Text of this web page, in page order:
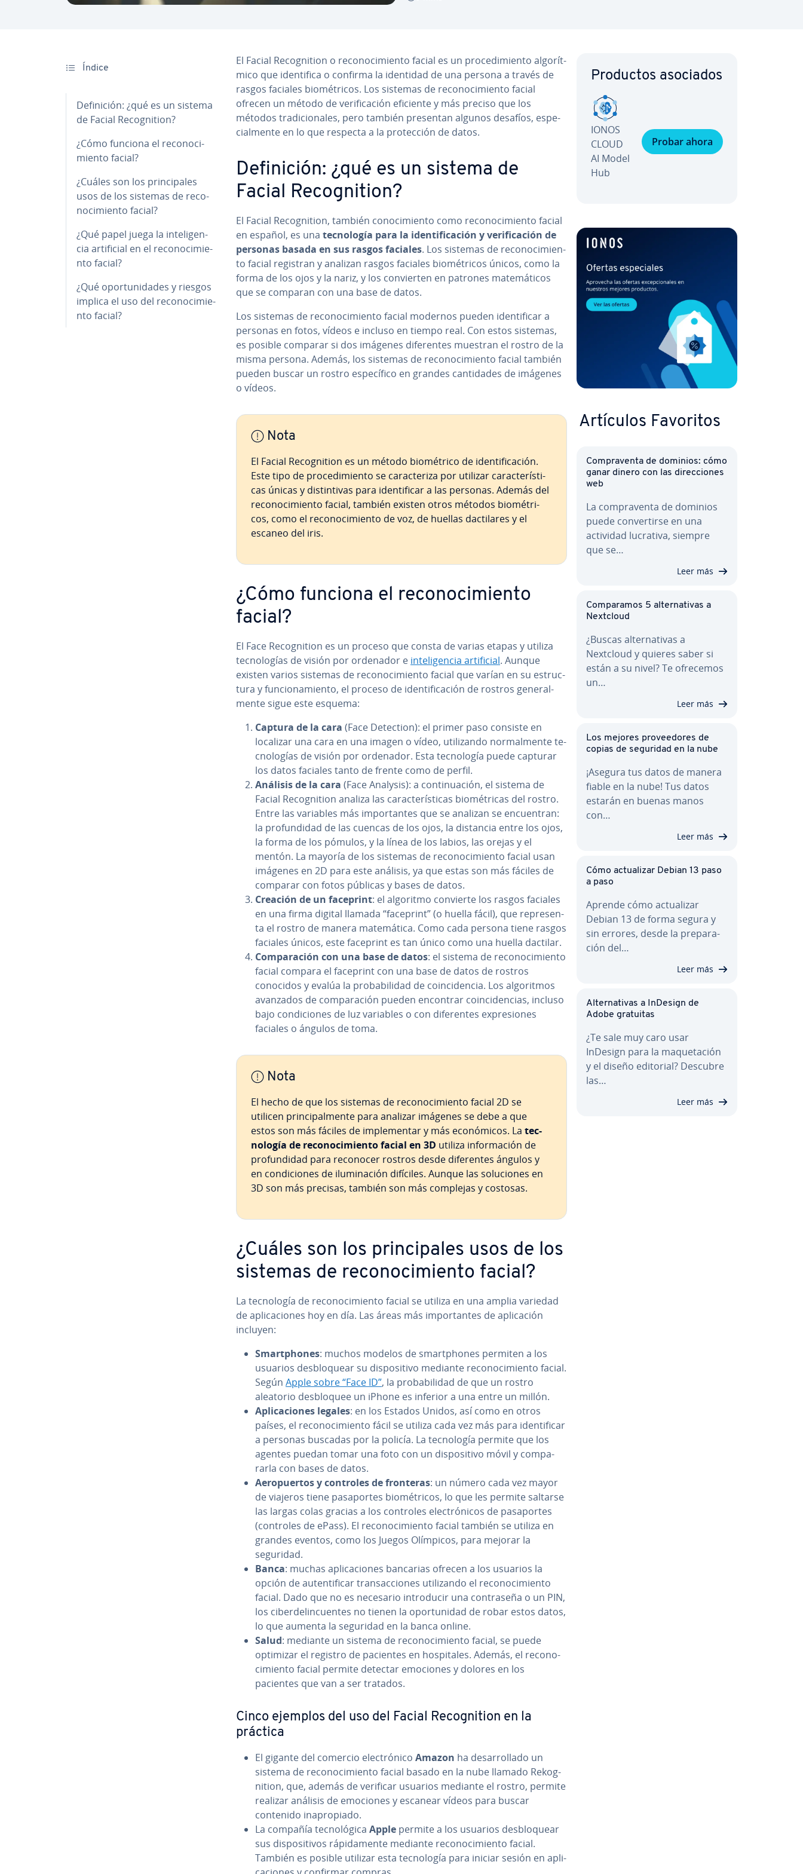
Índice
De­fi­ni­ción: ¿qué es un sistema
de Facial Re­co­g­ni­tion?
¿Cómo funciona el re­co­no­ci­
mie­n­to facial?
¿Cuáles son los pri­n­ci­pa­les
usos de los sistemas de re­co­
no­ci­mie­n­to facial?
¿Qué papel juega la in­te­li­ge­n­
cia ar­ti­fi­cial en el re­co­no­ci­mie­
n­to facial?
¿Qué opo­r­tu­ni­da­des y riesgos
implica el uso del re­co­no­ci­mie­
n­to facial?
El Facial Re­co­g­ni­tion o re­co­no­ci­mie­n­to facial es un pro­ce­di­mie­n­to al­go­rí­t­
mi­co que ide­n­ti­fi­ca o confirma la identidad de una persona a través de
rasgos faciales bio­mé­tri­cos. Los sistemas de re­co­no­ci­mie­n­to facial
ofrecen un método de ve­ri­fi­ca­ción eficiente y más preciso que los
métodos tra­di­cio­na­les, pero también presentan algunos desafíos, es­pe­
cia­l­me­n­te en lo que respecta a la pro­te­c­ción de datos.
De­fi­ni­ción: ¿qué es un sistema de
Facial Re­co­g­ni­tion?
El Facial Re­co­g­ni­tion, también co­no­ci­mie­n­to como re­co­no­ci­mie­n­to facial
en español, es una te­c­no­lo­gía para la ide­n­ti­fi­ca­ción y ve­ri­fi­ca­ción de
personas basada en sus rasgos faciales. Los sistemas de re­co­no­ci­mie­n­
to facial registran y analizan rasgos faciales bio­mé­tri­cos únicos, como la
forma de los ojos y la nariz, y los co­n­vie­r­ten en patrones ma­te­má­ti­cos
que se comparan con una base de datos.
Los sistemas de re­co­no­ci­mie­n­to facial modernos pueden ide­n­ti­fi­car a
personas en fotos, vídeos e incluso en tiempo real. Con estos sistemas,
es posible comparar si dos imágenes di­fe­re­n­tes muestran el rostro de la
misma persona. Además, los sistemas de re­co­no­ci­mie­n­to facial también
pueden buscar un rostro es­pe­cí­fi­co en grandes ca­n­ti­da­des de imágenes
o vídeos.
Nota
El Facial Re­co­g­ni­tion es un método bio­mé­tri­co de ide­n­ti­fi­ca­ción.
Este tipo de pro­ce­di­mie­n­to se ca­ra­c­te­ri­za por utilizar ca­ra­c­te­rí­s­ti­
cas únicas y di­s­ti­n­ti­vas para ide­n­ti­fi­car a las personas. Además del
re­co­no­ci­mie­n­to facial, también existen otros métodos bio­mé­tri­
cos, como el re­co­no­ci­mie­n­to de voz, de huellas da­c­ti­la­res y el
escaneo del iris.
¿Cómo funciona el re­co­no­ci­mie­n­to
facial?
El Face Re­co­g­ni­tion es un proceso que consta de varias etapas y utiliza
te­c­no­lo­gías de visión por ordenador e in­te­li­ge­n­cia ar­ti­fi­cial. Aunque
existen varios sistemas de re­co­no­ci­mie­n­to facial que varían en su es­tru­c­
tu­ra y fu­n­cio­na­mie­n­to, el proceso de ide­n­ti­fi­ca­ción de rostros ge­ne­ra­l­
me­n­te sigue este esquema:
Captura de la cara (Face Detection): el primer paso consiste en
localizar una cara en una imagen o vídeo, uti­li­za­n­do no­r­ma­l­me­n­te te­
c­no­lo­gías de visión por ordenador. Esta te­c­no­lo­gía puede capturar
los datos faciales tanto de frente como de perfil.
Análisis de la cara (Face Analysis): a co­n­ti­nua­ción, el sistema de
Facial Re­co­g­ni­tion analiza las ca­ra­c­te­rí­s­ti­cas bio­mé­tri­cas del rostro.
Entre las variables más im­po­r­ta­n­tes que se analizan se en­cue­n­tran:
la pro­fu­n­di­dad de las cuencas de los ojos, la distancia entre los ojos,
la forma de los pómulos, y la línea de los labios, las orejas y el
mentón. La mayoría de los sistemas de re­co­no­ci­mie­n­to facial usan
imágenes en 2D para este análisis, ya que estas son más fáciles de
comparar con fotos públicas y bases de datos.
Creación de un faceprint: el algoritmo convierte los rasgos faciales
en una firma digital llamada “faceprint” (o huella fácil), que re­pre­se­n­
ta el rostro de manera ma­te­má­ti­ca. Como cada persona tiene rasgos
faciales únicos, este faceprint es tan único como una huella dactilar.
Co­m­pa­ra­ción con una base de datos: el sistema de re­co­no­ci­mie­n­to
facial compara el faceprint con una base de datos de rostros
conocidos y evalúa la pro­ba­bi­li­dad de coin­ci­de­n­cia. Los al­go­ri­t­mos
avanzados de co­m­pa­ra­ción pueden encontrar coin­ci­de­n­cias, incluso
bajo co­n­di­cio­nes de luz variables o con di­fe­re­n­tes ex­pre­sio­nes
faciales o ángulos de toma.
Nota
El hecho de que los sistemas de re­co­no­ci­mie­n­to facial 2D se
utilicen pri­n­ci­pa­l­me­n­te para analizar imágenes se debe a que
estos son más fáciles de im­ple­me­n­tar y más eco­nó­mi­cos. La te­c­
no­lo­gía de re­co­no­ci­mie­n­to facial en 3D utiliza in­fo­r­ma­ción de
pro­fu­n­di­dad para reconocer rostros desde di­fe­re­n­tes ángulos y
en co­n­di­cio­nes de ilu­mi­na­ción difíciles. Aunque las so­lu­cio­nes en
3D son más precisas, también son más complejas y costosas.
¿Cuáles son los pri­n­ci­pa­les usos de los
sistemas de re­co­no­ci­mie­n­to facial?
La te­c­no­lo­gía de re­co­no­ci­mie­n­to facial se utiliza en una amplia variedad
de apli­ca­cio­nes hoy en día. Las áreas más im­po­r­ta­n­tes de apli­ca­ción
incluyen:
Sma­r­t­pho­nes: muchos modelos de sma­r­t­pho­nes permiten a los
usuarios de­s­blo­quear su di­s­po­si­ti­vo mediante re­co­no­ci­mie­n­to facial.
Según Apple sobre “Face ID”, la pro­ba­bi­li­dad de que un rostro
aleatorio de­s­blo­quee un iPhone es inferior a una entre un millón.
Apli­ca­cio­nes legales: en los Estados Unidos, así como en otros
países, el re­co­no­ci­mie­n­to fácil se utiliza cada vez más para ide­n­ti­fi­car
a personas buscadas por la policía. La te­c­no­lo­gía permite que los
agentes puedan tomar una foto con un di­s­po­si­ti­vo móvil y co­m­pa­
rar­la con bases de datos.
Ae­ro­pue­r­tos y controles de fronteras: un número cada vez mayor
de viajeros tiene pa­sa­po­r­tes bio­mé­tri­cos, lo que les permite saltarse
las largas colas gracias a los controles ele­c­tró­ni­cos de pa­sa­po­r­tes
(controles de ePass). El re­co­no­ci­mie­n­to facial también se utiliza en
grandes eventos, como los Juegos Olímpicos, para mejorar la
seguridad.
Banca: muchas apli­ca­cio­nes bancarias ofrecen a los usuarios la
opción de au­te­n­ti­fi­car tra­n­sac­cio­nes uti­li­za­n­do el re­co­no­ci­mie­n­to
facial. Dado que no es necesario in­tro­du­cir una co­n­tra­se­ña o un PIN,
los ci­be­r­de­li­n­cue­n­tes no tienen la opo­r­tu­ni­dad de robar estos datos,
lo que aumenta la seguridad en la banca online.
Salud: mediante un sistema de re­co­no­ci­mie­n­to facial, se puede
optimizar el registro de pacientes en ho­s­pi­ta­les. Además, el re­co­no­
ci­mie­n­to facial permite detectar emociones y dolores en los
pacientes que van a ser tratados.
Cinco ejemplos del uso del Facial Re­co­g­ni­tion en la
práctica
El gigante del comercio ele­c­tró­ni­co Amazon ha de­sa­rro­lla­do un
sistema de re­co­no­ci­mie­n­to facial basado en la nube llamado Re­ko­g­
ni­tion, que, además de verificar usuarios mediante el rostro, permite
realizar análisis de emociones y escanear vídeos para buscar
contenido inapro­pia­do.
La compañía te­c­no­ló­gi­ca Apple permite a los usuarios de­s­blo­quear
sus di­s­po­si­ti­vos rá­pi­da­me­n­te mediante re­co­no­ci­mie­n­to facial.
También es posible utilizar esta te­c­no­lo­gía para iniciar sesión en apli­
Productos asociados
IONOS
CLOUD
AI Model
Hub
Probar ahora
Artículos Favoritos
Co­m­pra­ve­n­ta de dominios: cómo
ganar dinero con las di­re­c­cio­nes
web
La co­m­pra­ve­n­ta de dominios
puede co­n­ve­r­ti­r­se en una
actividad lucrativa, siempre
que se…
Leer más
Co­m­pa­ra­mos 5 al­te­r­na­ti­vas a
Nextcloud
¿Buscas al­te­r­na­ti­vas a
Nextcloud y quieres saber si
están a su nivel? Te ofrecemos
un…
Leer más
Los mejores pro­vee­do­res de
copias de seguridad en la nube
¡Asegura tus datos de manera
fiable en la nube! Tus datos
estarán en buenas manos
con…
Leer más
Cómo ac­tua­li­zar Debian 13 paso
a paso
Aprende cómo ac­tua­li­zar
Debian 13 de forma segura y
sin errores, desde la pre­pa­ra­
ción del…
Leer más
Al­te­r­na­ti­vas a InDesign de
Adobe gratuitas
¿Te sale muy caro usar
InDesign para la ma­que­ta­ción
y el diseño editorial? Descubre
las…
Leer más